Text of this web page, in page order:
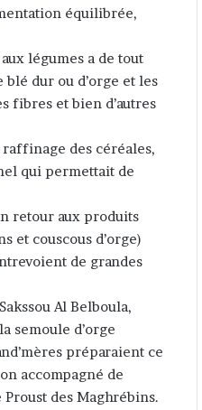
équilibrée,
légumes a de tout
dur ou d’orge et les
fibres et bien d’autres
des céréales,
qui permettait de
retour aux produits
et couscous d’orge)
de grandes
Al Belboula,
semoule d’orge
préparaient ce
accompagné de
des Maghrébins.